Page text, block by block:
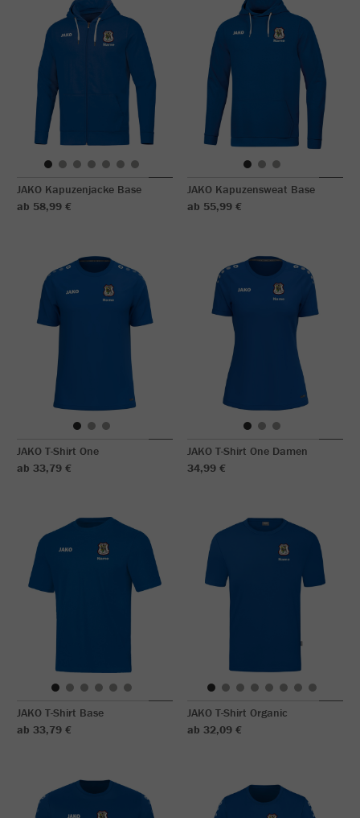
JAKO Kapuzenjacke Base
ab 58,99 €
JAKO Kapuzensweat Base
ab 55,99 €
JAKO T-Shirt One
ab 33,79 €
JAKO T-Shirt One Damen
34,99 €
JAKO T-Shirt Base
ab 33,79 €
JAKO T-Shirt Organic
ab 32,09 €